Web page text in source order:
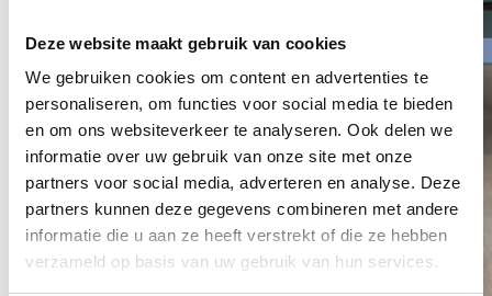
Deze website maakt gebruik van cookies
We gebruiken cookies om content en advertenties te
personaliseren, om functies voor social media te bieden
en om ons websiteverkeer te analyseren. Ook delen we
informatie over uw gebruik van onze site met onze
partners voor social media, adverteren en analyse. Deze
partners kunnen deze gegevens combineren met andere
informatie die u aan ze heeft verstrekt of die ze hebben
verzameld op basis van uw gebruik van hun services.